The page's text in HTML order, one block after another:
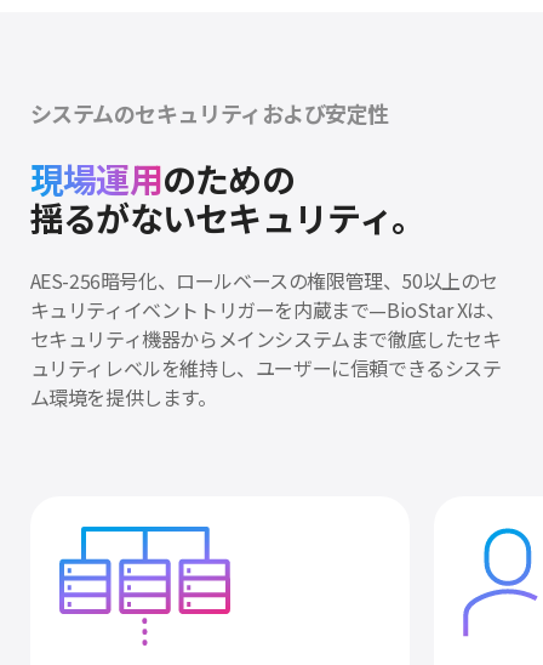
システムのセキュリティおよび安定性
現場運用のための
揺るがないセキュリティ。
AES-256暗号化、ロールベースの権限管理、50以上のセ
キュリティイベントトリガーを内蔵まで—BioStar Xは、
セキュリティ機器からメインシステムまで徹底したセキ
ュリティレベルを維持し、ユーザーに信頼できるシステ
ム環境を提供します。